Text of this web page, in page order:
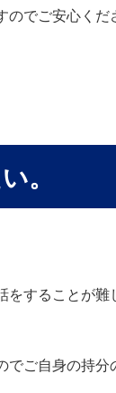
でご安心くだ
。
をすることが難
でご自身の持分